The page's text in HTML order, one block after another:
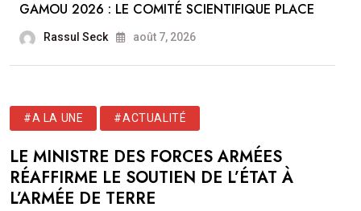
GAMOU 2026 : LE COMITÉ SCIENTIFIQUE PLACE
Rassul Seck août 7, 2026
#A LA UNE #ACTUALITÉ
LE MINISTRE DES FORCES ARMÉES
RÉAFFIRME LE SOUTIEN DE L’ÉTAT À
L’ARMÉE DE TERRE